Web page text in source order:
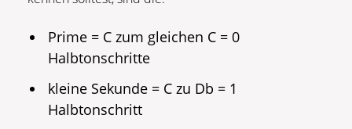
Prime = C zum gleichen C = 0
Halbtonschritte
kleine Sekunde = C zu Db = 1
Halbtonschritt